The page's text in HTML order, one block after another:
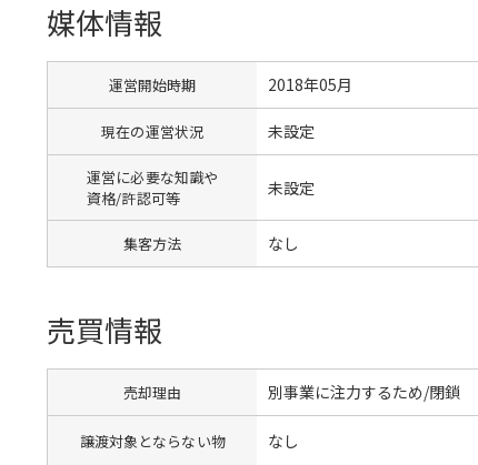
媒体情報
運営開始時期 2018年05月
現在の運営状況 未設定
運営に必要な知識や
資格/許認可等
未設定
集客方法 なし
売買情報
売却理由 別事業に注力するため/閉鎖
譲渡対象とならない物 なし